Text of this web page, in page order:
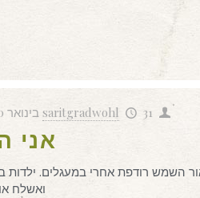
saritgradwohl 31 בינואר 2020
אני
השמש רודפת אחרי במעגלים.
ואשלח